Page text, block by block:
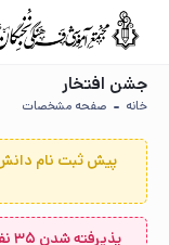
جشن افتخار
خانه صفحه مشخصات